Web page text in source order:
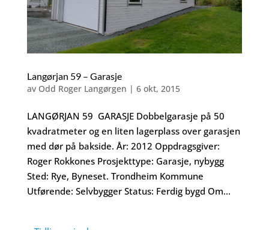
Langørjan 59 – Garasje
av Odd Roger Langørgen | 6 okt, 2015
LANGØRJAN 59 GARASJE Dobbelgarasje på 50
kvadratmeter og en liten lagerplass over garasjen
med dør på bakside. År: 2012 Oppdragsgiver:
Roger Rokkones Prosjekttype: Garasje, nybygg
Sted: Rye, Byneset. Trondheim Kommune
Utførende: Selvbygger Status: Ferdig bygd Om...